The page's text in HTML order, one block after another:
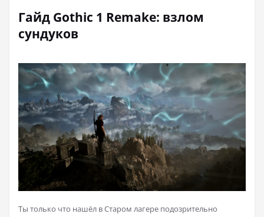
Гайд Gothic 1 Remake: взлом
сундуков
Ты только что нашёл в Старом лагере подозрительно